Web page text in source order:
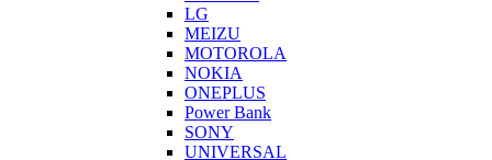
LG
MEIZU
MOTOROLA
NOKIA
ONEPLUS
Power Bank
SONY
UNIVERSAL